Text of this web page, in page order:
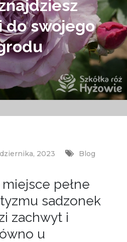
do swojego
2023 Blog
pełne
sadzonek
zachwyt i
u